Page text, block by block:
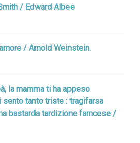
/ Edward Albee
/ Arnold Weinstein.
la mamma ti ha appeso
sento tanto triste : tragifarsa
bastarda tardizione farncese /